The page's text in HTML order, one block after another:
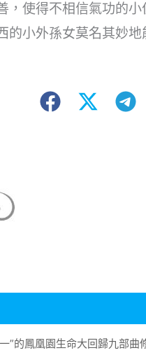
，使得不相信氣功的小
的小外孫女莫名其妙地
”的鳳凰園生命大回歸九部曲